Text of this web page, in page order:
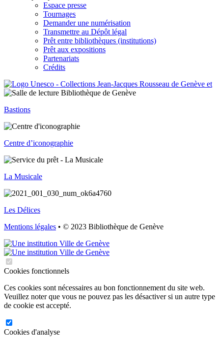
Espace presse
Tournages
Demander une numérisation
Transmettre au Dépôt légal
Prêt entre bibliothèques (institutions)
Prêt aux expositions
Partenariats
Crédits
Bastions
Centre d’iconographie
La Musicale
Les Délices
Mentions légales • © 2023 Bibliothèque de Genève
Cookies fonctionnels
Ces cookies sont nécessaires au bon fonctionnement du site web.
Veuillez noter que vous ne pouvez pas les désactiver si un autre type
de cookie est accepté.
Cookies d'analyse